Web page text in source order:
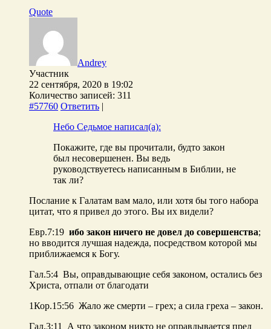
Quote
Andrey
Участник
22 сентября, 2020 в 19:02
Количество записей: 311
#57760 Ответить |
Небо Седьмое написал(а):
Покажите, где вы прочитали, будто закон
был несовершенен. Вы ведь
руководствуетесь написанным в Библии, не
так ли?
Послание к Галатам вам мало, или хотя бы того набора
цитат, что я привел до этого. Вы их видели?
Евр.7:19 ибо закон ничего не довел до совершенства;
но вводится лучшая надежда, посредством которой мы
приближаемся к Богу.
Гал.5:4 Вы, оправдывающие себя законом, остались без
Христа, отпали от благодати
1Кор.15:56 Жало же смерти – грех; а сила греха – закон.
Гал.3:11 А что законом никто не оправдывается пред